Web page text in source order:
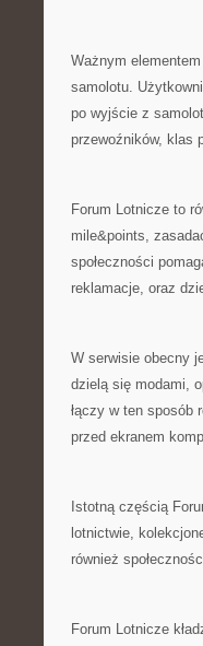
Ważnym
samolotu.
po wyjście z
przewoźników, klas
Forum Lotnicze to
mile&points,
społeczności
reklamacje, oraz
W serwisie obecny
dzielą się modami,
łączy w ten sposób
przed ekranem
Istotną częścią
lotnictwie,
również
Forum Lotnicze